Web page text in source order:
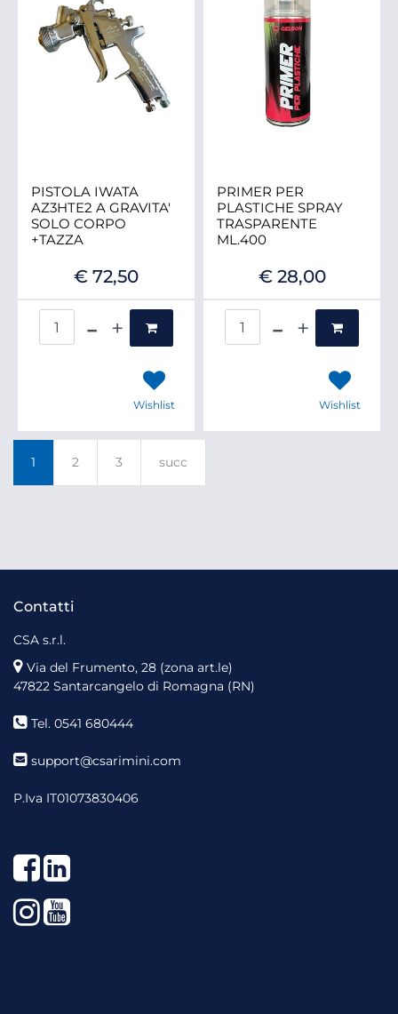
PISTOLA IWATA
AZ3HTE2 A GRAVITA'
SOLO CORPO
+TAZZA
€ 72,50
Wishlist
PRIMER PER
PLASTICHE SPRAY
TRASPARENTE
ML.400
€ 28,00
Wishlist
1 2 3 succ
Contatti
CSA s.r.l.
Via del Frumento, 28 (zona art.le)
47822 Santarcangelo di Romagna (RN)
Tel. 0541 680444
support@csarimini.com
P.Iva IT01073830406
Facebook
LinkedIn
Instagram
YouTube